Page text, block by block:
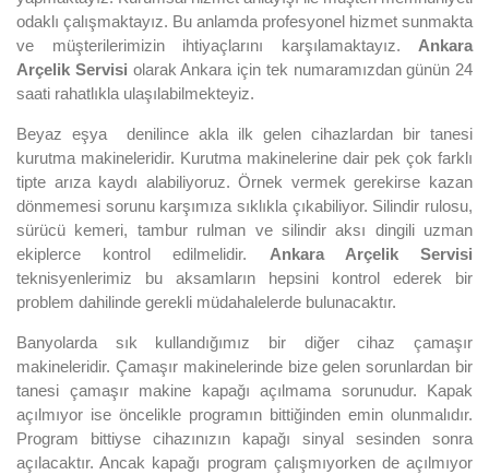
odaklı çalışmaktayız. Bu anlamda profesyonel hizmet sunmakta
ve müşterilerimizin ihtiyaçlarını karşılamaktayız. Ankara
Arçelik Servisi olarak Ankara için tek numaramızdan günün 24
saati rahatlıkla ulaşılabilmekteyiz.
Beyaz eşya denilince akla ilk gelen cihazlardan bir tanesi
kurutma makineleridir. Kurutma makinelerine dair pek çok farklı
tipte arıza kaydı alabiliyoruz. Örnek vermek gerekirse kazan
dönmemesi sorunu karşımıza sıklıkla çıkabiliyor. Silindir rulosu,
sürücü kemeri, tambur rulman ve silindir aksı dingili uzman
ekiplerce kontrol edilmelidir. Ankara Arçelik Servisi
teknisyenlerimiz bu aksamların hepsini kontrol ederek bir
problem dahilinde gerekli müdahalelerde bulunacaktır.
Banyolarda sık kullandığımız bir diğer cihaz çamaşır
makineleridir. Çamaşır makinelerinde bize gelen sorunlardan bir
tanesi çamaşır makine kapağı açılmama sorunudur. Kapak
açılmıyor ise öncelikle programın bittiğinden emin olunmalıdır.
Program bittiyse cihazınızın kapağı sinyal sesinden sonra
açılacaktır. Ancak kapağı program çalışmıyorken de açılmıyor